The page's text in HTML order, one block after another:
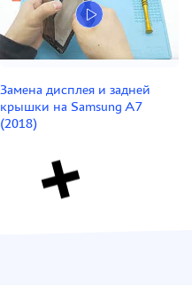
Замена дисплея и задней
крышки на Samsung A7
(2018)